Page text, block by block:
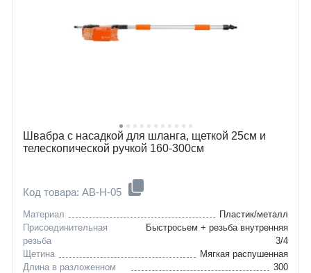
Швабра с насадкой для шланга, щеткой 25см и
телескопической ручкой 160-300см
Код товара: AB-H-05
Материал
Пластик/металл
Присоединительная
резьба
Быстросьем + резьба внутренняя
3/4
Щетина
Мягкая распушенная
Длина в разложенном
300